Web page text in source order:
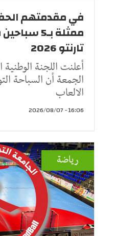
في مقدمتهم
ممثلة
تارنتو 2026
أعلنت اللجنة الوطنية
الجمعة أن السباحة
الالعاب
16:06 - 2026/08/07
رياضة